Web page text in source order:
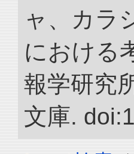
ャ、カラ
における
報学研究
文庫.